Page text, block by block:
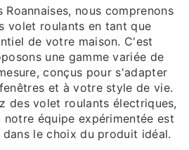
Roannaises, nous comprenons
volet roulants en tant que
de votre maison. C'est
une gamme variée de
conçus pour s'adapter
et à votre style de vie.
des volet roulants électriques,
notre équipe expérimentée est
le choix du produit idéal.